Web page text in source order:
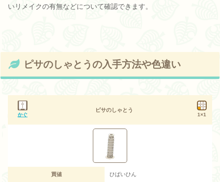
いリメイクの有無などについて確認できます。
ピサのしゃとうの入手方法や色違い
かぐ
ピサのしゃとう
1×1
買値 ひばいひん